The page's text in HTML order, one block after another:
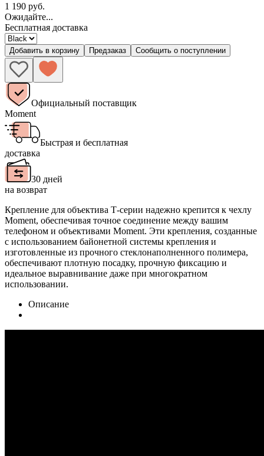
1 190 руб.
Ожидайте...
Бесплатная доставка
Добавить в корзину Предзаказ Сообщить о поступлении
Официальный поставщик
Moment
Быстрая и бесплатная
доставка
30 дней
на возврат
Крепление для объектива Т-серии надежно крепится к чехлу
Moment, обеспечивая точное соединение между вашим
телефоном и объективами Moment. Эти крепления, созданные
с использованием байонетной системы крепления и
изготовленные из прочного стеклонаполненного полимера,
обеспечивают плотную посадку, прочную фиксацию и
идеальное выравнивание даже при многократном
использовании.
Описание